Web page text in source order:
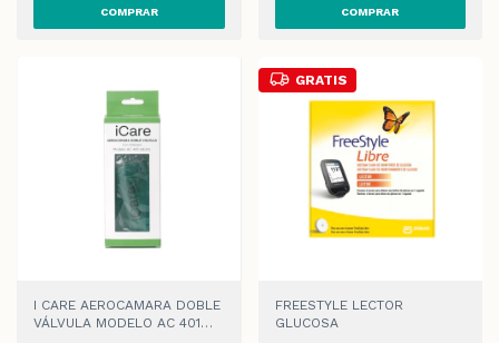
I CARE AEROCAMARA DOBLE
VÁLVULA MODELO AC 401
GRATIS
FREESTYLE LECTOR
GLUCOSA